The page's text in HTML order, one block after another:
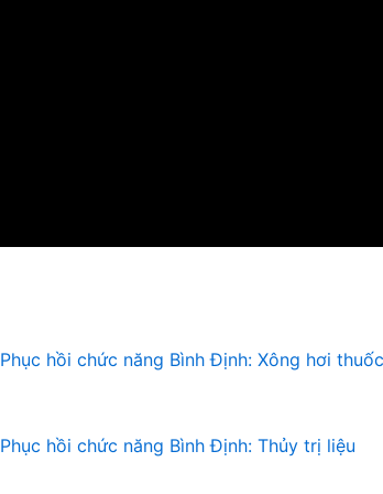
hồi chức năng Bình Định: Xông hơi
hồi chức năng Bình Định: Thủy trị liệu